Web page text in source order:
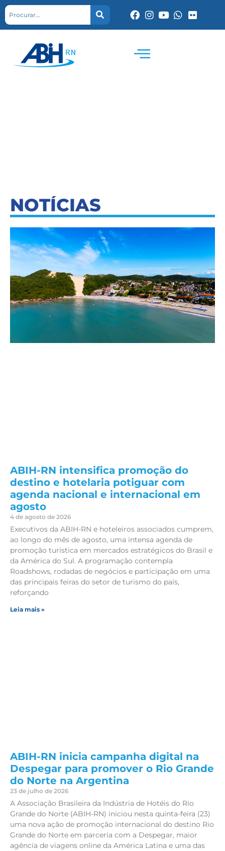
NOTÍCIAS
ABIH-RN intensifica promoção do
destino e hotelaria potiguar com
agenda nacional e internacional em
agosto
4 de agosto de 2026
Executivos da ABIH-RN e hoteleiros associados cumprem,
ao longo do mês de agosto, uma intensa agenda de
promoção turística em mercados estratégicos do Brasil e
da América do Sul. A programação contempla
Roadshows, rodadas de negócios e participação em uma
das principais feiras do setor de turismo do país,
reforçando
Leia mais »
ABIH-RN inicia campanha digital na
Despegar para promover o Rio Grande
do Norte na Argentina
23 de julho de 2026
A Associação Brasileira da Indústria de Hotéis do Rio
Grande do Norte (ABIH-RN) iniciou nesta quinta-feira (23)
uma nova ação de promoção internacional do destino Rio
Grande do Norte em parceria com a Despegar, maior
agência de viagens online da América Latina e uma das